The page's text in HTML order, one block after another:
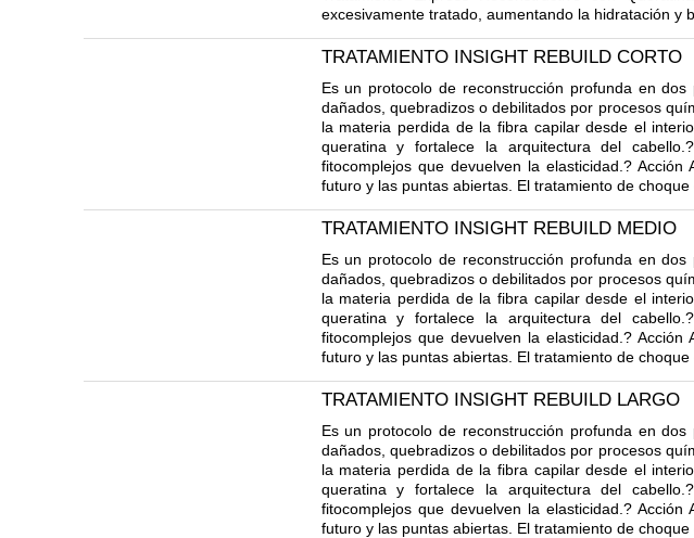
excesivamente tratado, aumentando la hidratación y
TRATAMIENTO INSIGHT REBUILD CORTO
Es un protocolo de reconstrucción profunda en
dañados, quebradizos o debilitados por procesos
la materia perdida de la fibra capilar desde el
queratina y fortalece la arquitectura del
fitocomplejos que devuelven la elasticidad.?
futuro y las puntas abiertas. El tratamiento de
TRATAMIENTO INSIGHT REBUILD MEDIO
Es un protocolo de reconstrucción profunda en
dañados, quebradizos o debilitados por procesos
la materia perdida de la fibra capilar desde el
queratina y fortalece la arquitectura del
fitocomplejos que devuelven la elasticidad.?
futuro y las puntas abiertas. El tratamiento de
TRATAMIENTO INSIGHT REBUILD LARGO
Es un protocolo de reconstrucción profunda en
dañados, quebradizos o debilitados por procesos
la materia perdida de la fibra capilar desde el
queratina y fortalece la arquitectura del
fitocomplejos que devuelven la elasticidad.?
futuro y las puntas abiertas. El tratamiento de